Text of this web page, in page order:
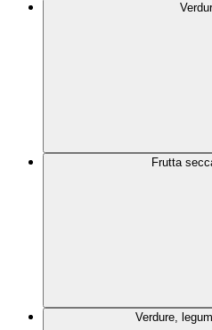
Frutta
Verdure,